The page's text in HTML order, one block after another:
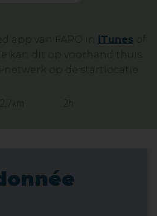
app van FARO in iTunes
Je kan dit op voorhand thuis
netwerk op de startlocatie.
2,7km